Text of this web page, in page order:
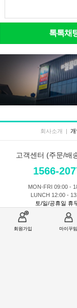
회원가입 마이꾸밈
톡톡채
회사소개 | 개
고객센터 (주문/배
1566-
MON-FRI 09:00 -
LUNCH 12:00 -
토/일/공휴일 휴